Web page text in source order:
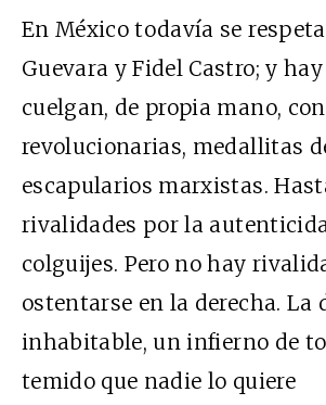
En México todavía se
Guevara y Fidel Castro; y
cuelgan, de propia mano,
revolucionarias, medallitas
escapularios marxistas.
rivalidades por la
colguijes. Pero no hay
ostentarse en la derecha. La
inhabitable, un infierno de
temido que nadie lo quiere